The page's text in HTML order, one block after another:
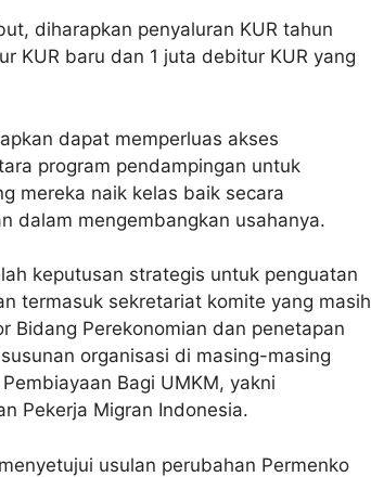
diharapkan penyaluran KUR tahun
KUR baru dan 1 juta debitur KUR yang
dapat memperluas akses
program pendampingan untuk
mereka naik kelas baik secara
dalam mengembangkan usahanya.
keputusan strategis untuk penguatan
termasuk sekretariat komite yang masih
Bidang Perekonomian dan penetapan
organisasi di masing-masing
Bagi UMKM, yakni
Pekerja Migran Indonesia.
usulan perubahan Permenko